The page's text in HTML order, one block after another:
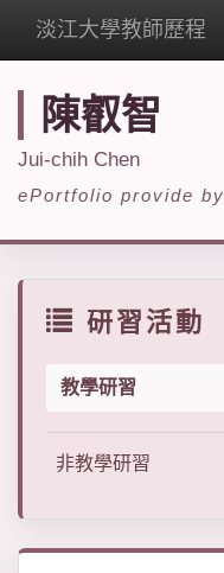
淡江大學教師歷程
陳叡智
Jui-chih Chen
ePortfolio provide by
研習活動
教學研習
非教學研習